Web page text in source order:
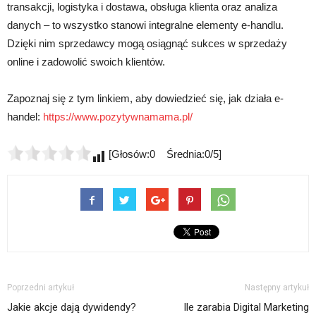
transakcji, logistyka i dostawa, obsługa klienta oraz analiza
danych – to wszystko stanowi integralne elementy e-handlu.
Dzięki nim sprzedawcy mogą osiągnąć sukces w sprzedaży
online i zadowolić swoich klientów.
Zapoznaj się z tym linkiem, aby dowiedzieć się, jak działa e-
handel: https://www.pozytywnamama.pl/
[Głosów:0 Średnia:0/5]
Poprzedni artykuł
Jakie akcje dają dywidendy?
Następny artykuł
Ile zarabia Digital Marketing